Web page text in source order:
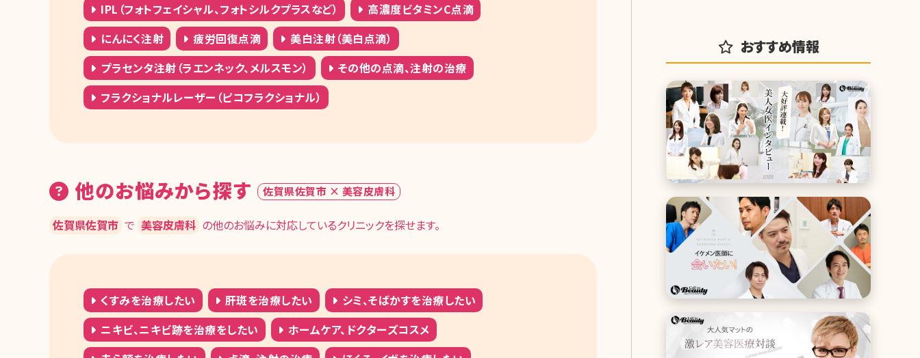
IPL（フォトフェイシャル、フォトシルクプラスなど）
高濃度ビタミンC点滴
にんにく注射
疲労回復点滴
美白注射（美白点滴）
プラセンタ注射（ラエンネック、メルスモン）
その他の点滴、注射の治療
フラクショナルレーザー（ピコフラクショナル）
他のお悩みから探す 佐賀県佐賀市 × 美容皮膚科
佐賀県佐賀市 で 美容皮膚科 の他のお悩みに対応しているクリニックを探せます。
くすみを治療したい 肝斑を治療したい
シミ、そばかすを治療したい
ニキビ、ニキビ跡を治療をしたい
ホームケア、ドクターズコスメ
おすすめ情報